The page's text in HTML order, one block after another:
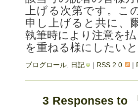
上げる次第です。こ
申し上げると共に、
執筆時により注意を
を重ねる様にしたい
ブログロール 日記 | RSS 2.0 |
3 Responses to